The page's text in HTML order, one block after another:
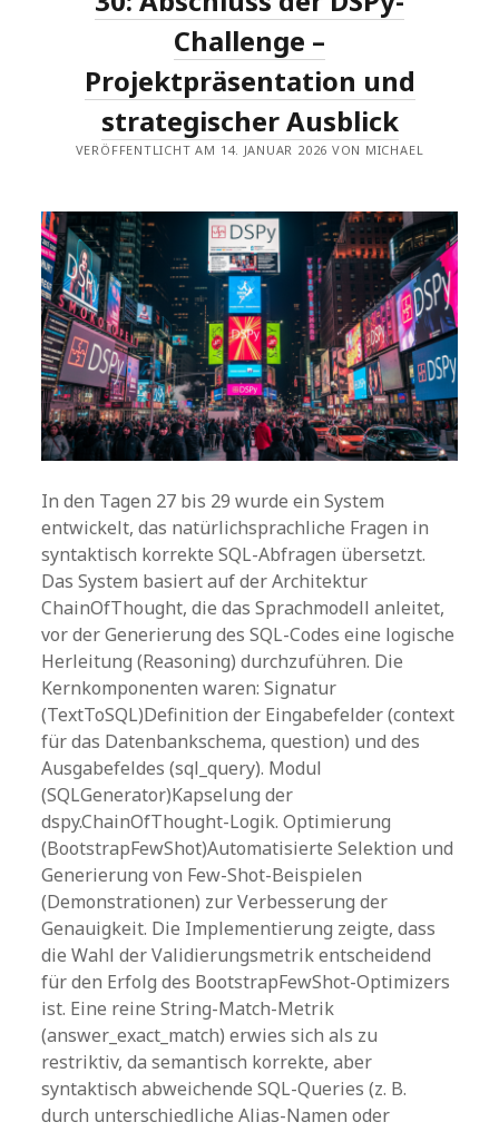
Challenge –
Projektpräsentation und
strategischer Ausblick
VERÖFFENTLICHT AM 14. JANUAR 2026 VON MICHAEL
In den Tagen 27 bis 29 wurde ein System
entwickelt, das natürlichsprachliche Fragen in
syntaktisch korrekte SQL-Abfragen übersetzt.
Das System basiert auf der Architektur
ChainOfThought, die das Sprachmodell anleitet,
vor der Generierung des SQL-Codes eine logische
Herleitung (Reasoning) durchzuführen. Die
Kernkomponenten waren: Signatur
(TextToSQL)Definition der Eingabefelder (context
für das Datenbankschema, question) und des
Ausgabefeldes (sql_query). Modul
(SQLGenerator)Kapselung der
dspy.ChainOfThought-Logik. Optimierung
(BootstrapFewShot)Automatisierte Selektion und
Generierung von Few-Shot-Beispielen
(Demonstrationen) zur Verbesserung der
Genauigkeit. Die Implementierung zeigte, dass
die Wahl der Validierungsmetrik entscheidend
für den Erfolg des BootstrapFewShot-Optimizers
ist. Eine reine String-Match-Metrik
(answer_exact_match) erwies sich als zu
restriktiv, da semantisch korrekte, aber
syntaktisch abweichende SQL-Queries (z. B.
durch unterschiedliche Alias-Namen oder